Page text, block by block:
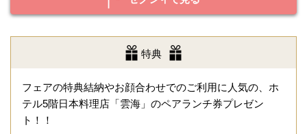
特典
フェアの特典結納やお顔合わせでのご利用に人気の、ホ
テル5階日本料理店「雲海」のペアランチ券プレゼン
ト！！